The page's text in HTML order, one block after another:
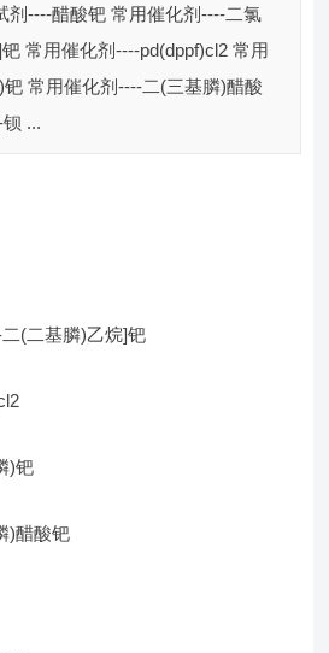
剂----醋酸钯 常用催化剂----二氯
常用催化剂----pd(dppf)cl2 常用
常用催化剂----二(三基膦)醋酸
...
(二基膦)乙烷]钯
)钯
)醋酸钯